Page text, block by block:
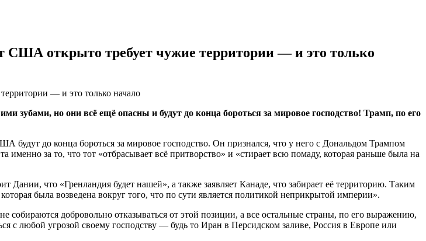
США открыто требует чужие территории — и это только
но они всё ещё опасны и будут до конца бороться за мировое господство! Трамп, по его
будут до конца бороться за мировое господство. Он признался, что у него с Дональдом Трампом
за то, что тот «отбрасывает всё притворство» и «стирает всю помаду, которая раньше была на
что «Гренландия будет нашей», а также заявляет Канаде, что забирает её территорию. Таким
была возведена вокруг того, что по сути является политикой неприкрытой империи».
добровольно отказываться от этой позиции, а все остальные страны, по его выражению,
любой угрозой своему господству — будь то Иран в Персидском заливе, Россия в Европе или